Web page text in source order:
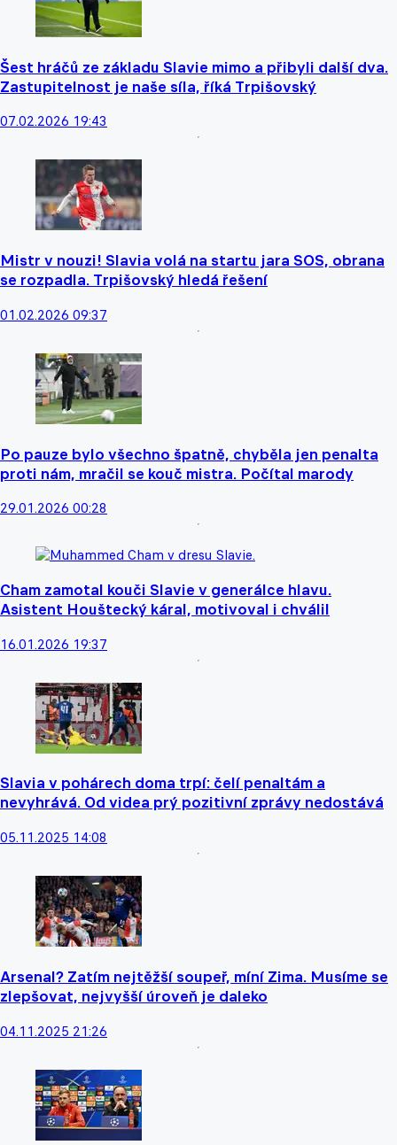
Šest hráčů ze základu Slavie mimo a přibyli další dva.
Zastupitelnost je naše síla, říká Trpišovský
07.02.2026 19:43
Mistr v nouzi! Slavia volá na startu jara SOS, obrana
se rozpadla. Trpišovský hledá řešení
01.02.2026 09:37
Po pauze bylo všechno špatně, chyběla jen penalta
proti nám, mračil se kouč mistra. Počítal marody
29.01.2026 00:28
Cham zamotal kouči Slavie v generálce hlavu.
Asistent Houštecký káral, motivoval i chválil
16.01.2026 19:37
Slavia v pohárech doma trpí: čelí penaltám a
nevyhrává. Od videa prý pozitivní zprávy nedostává
05.11.2025 14:08
Arsenal? Zatím nejtěžší soupeř, míní Zima. Musíme se
zlepšovat, nejvyšší úroveň je daleko
04.11.2025 21:26